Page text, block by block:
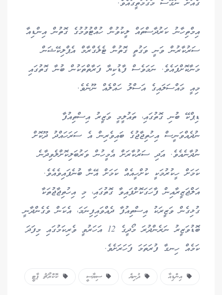
ގެއަށް ނުގޮސް މަގުމަތީގައެވެ.
އިމްތިހާނު ކަރުދާސްތައް ލީކުވުން ހުއްޓުވުމުގެ ގޮތުން އިންޑިއާ
ސަރުކާރުން ވަނީ ވަގުތީ ގޮތުން ޓެލެގްރާމް އެޕްލިކޭޝަން
މަނާކޮށްފައެވެ. ނަމަވެސް ފާޑުކިޔާ ފަރާތްތަކުން ބުނާ ގޮތުގައި
މިއީ މައްސަލައިގެ އަސްލު ހައްލެއް ނޫނެވެ.
ޑިޕްކޭ ބުނި ގޮތުގައި، ތައުލީމީ ވަޒީރު އިސްތިއުފާ
ނުދެއްވަނީސް އިހުތިޖާޖުގެ ބައިވެރިން އެ ސަރަހައްދު ދޫކޮށް
ނުދާނެއެވެ. އަދި ސަރުކާރަށް އެމީހުން ވަރުބަލިކޮށްލެވިދާނެ
ކަމަށް ހީކުރުމަކީ ކުށްހީއެއް ކަމަށް އޭނާ ބުނެފައިވެއެވެ.
އަލްޖަޒީރާއިން ފާހަގަކޮށްފައިވާ ގޮތުގައި، މި އިހުތިޖާޖުތަކާ
ގުޅިގެން ވަޒީރަކު އިސްތިއުފާ ދެއްވައިފިނަމަ، އެކަން ވެގެންދާނީ
ބޮޑުވަޒީރު ނަރެންދުރަ މޯދީގެ 12 އަހަރުވީ ވެރިކަމުގައި މިފަދަ
ކަމެއް ހިނގާ ފުރަތަމަ ފަހަރަށެވެ.
އިންޑިއާ ދުނިޔެ ސިޔާސީ ކޮކްރޯޗު ޕާޓީ